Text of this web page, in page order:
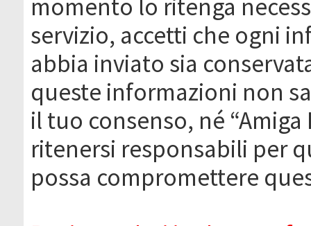
momento lo ritenga
servizio, accetti che ogni
abbia inviato sia
queste informazioni non
il tuo consenso, né
ritenersi responsabili per
possa compromettere